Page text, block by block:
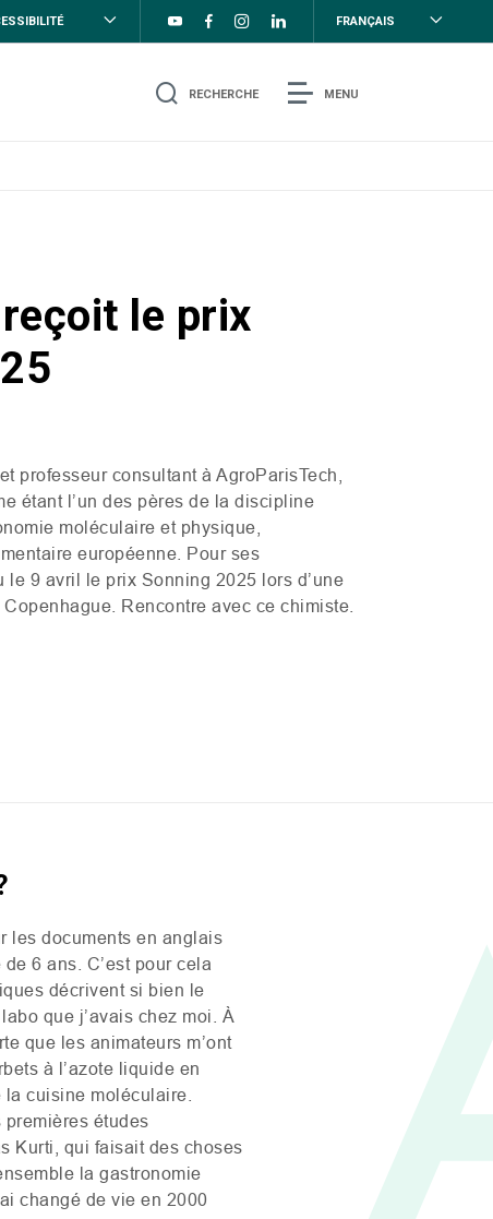
FRANÇAIS
RECHERCHE MENU
le prix
et professeur consultant à AgroParisTech,
étant l’un des pères de la discipline
moléculaire et physique,
européenne. Pour ses
le 9 avril le prix Sonning 2025 lors d’une
Rencontre avec ce chimiste.
les documents en anglais
6 ans. C’est pour cela
décrivent si bien le
que j’avais chez moi. À
que les animateurs m’ont
à l’azote liquide en
cuisine moléculaire.
premières études
Kurti, qui faisait des choses
la gastronomie
changé de vie en 2000